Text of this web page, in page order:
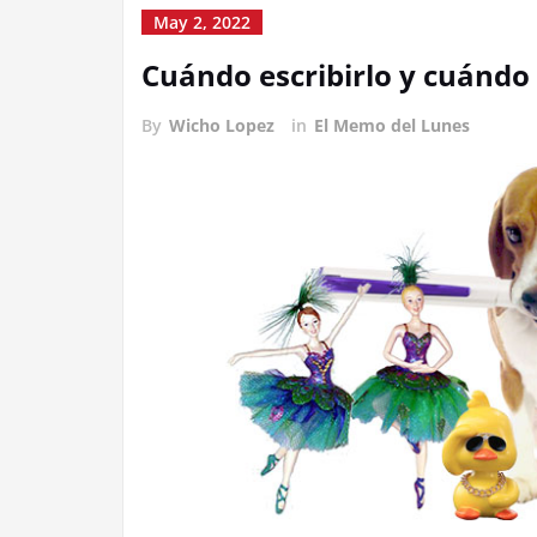
May 2, 2022
Cuándo escribirlo y
By Wicho Lopez in El Memo del Lunes